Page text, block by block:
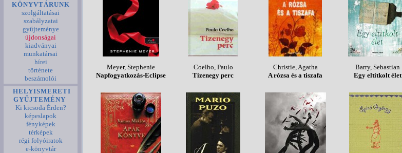
KÖNYVTÁRUNK
szolgáltatásai
szabályzatai
gyűjteménye
újdonságai
kiadványai
munkatársai
hírei
története
beszámolói
HELYISMERETI
GYŰJTEMÉNY
Ki kicsoda Érden?
képeslapok
fényképek
térképek
régi folyóiratok
e-könyvtár
Meyer, Stephenie
Napfogyatkozás-Eclipse
Coelho, Paulo
Tizenegy perc
Christie, Agatha
A rózsa és a tiszafa
Barry, Sebastian
Egy eltitkolt élet